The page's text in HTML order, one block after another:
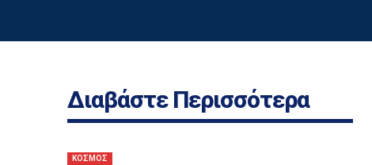
Διαβάστε Περισσότερα
ΚΟΣΜΟΣ